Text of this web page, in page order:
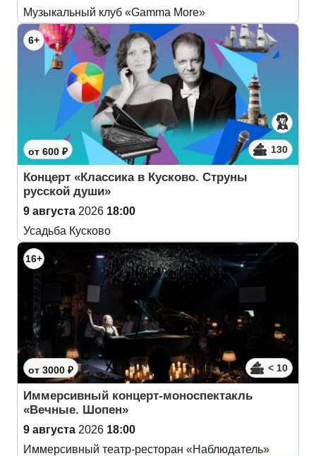
Музыкальный клуб «Gamma More»
6+
от 600 ₽ 130
Концерт «Классика в Кусково. Струны
русской души»
9 августа 2026 18:00
Усадьба Кусково
16+
от 3000 ₽ < 10
Иммерсивный концерт-моноспектакль
«Вечные. Шопен»
9 августа 2026 18:00
Иммерсивный театр-ресторан «Наблюдатель»